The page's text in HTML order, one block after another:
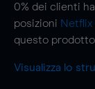
0% dei clienti
posizioni Netflix
questo prodotto
Visualizza lo